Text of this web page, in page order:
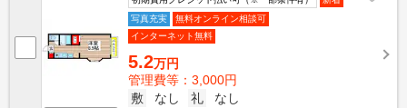
写真充実
無料オンライン相談可
インターネット無料
5.2万円
管理費等：3,000円
敷
なし 礼
なし